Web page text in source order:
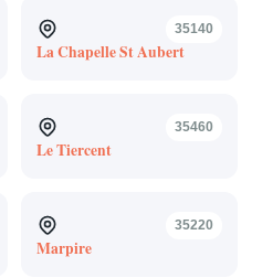
35140
La Chapelle St Aubert
35460
Le Tiercent
35220
Marpire